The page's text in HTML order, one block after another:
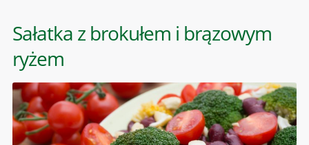
Sałatka z brokułem i brązowym
ryżem